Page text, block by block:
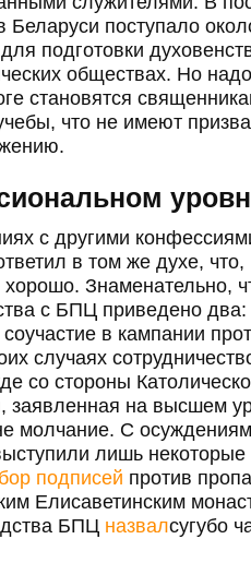
поступало
подготовки
обществах. Но
становятся
что не имеют
с другими
в том же духе,
хорошо. Знаменательно,
с БПЦ приведено
соучастие в кампании
случаях
со стороны
заявленная на высшем
молчание. С
лишь
подписей против
Елисаветинским
БПЦ назвалсугубо